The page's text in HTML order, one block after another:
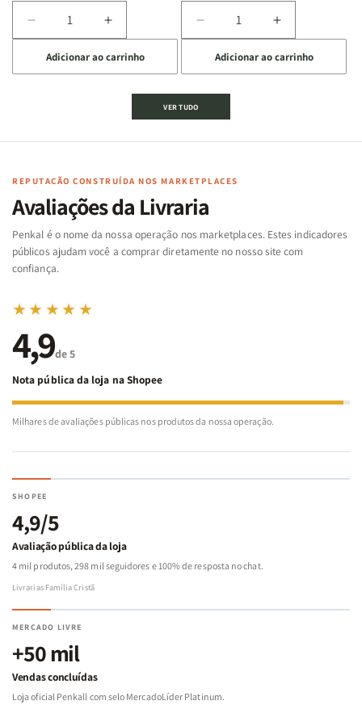
Diminuir
a
quantidade
de
Cartas
Famílias
Bíblia
-
Penkal
Aumentar
a
quantidade
de
Jogo
Cartas
Famílias
da
Bíblia
-
Penkal
Adicionar ao carrinho
Diminuir
a
quantidade
de
Jogo
|
de
Aumentar
a
quantidade
de
|
Adicionar ao carrinho
VER TUDO
REPUTAÇÃO CONSTRUÍDA NOS MARKETPLACES
Avaliações da Livraria
Penkal é o nome da nossa operação nos marketplaces. Estes indicadores
públicos ajudam você a comprar diretamente no nosso site com
confiança.
★★★★★
4,9de 5
Nota pública da loja na Shopee
Milhares de avaliações públicas nos produtos da nossa operação.
SHOPEE
4,9/5
Avaliação pública da loja
4 mil produtos, 298 mil seguidores e 100% de resposta no chat.
Livrarias Família Cristã
MERCADO LIVRE
+50 mil
Vendas concluídas
Loja oficial Penkall com selo MercadoLíder Platinum.